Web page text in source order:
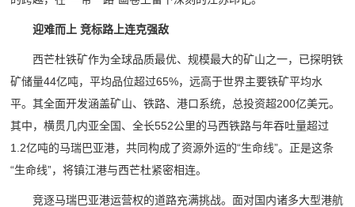
迎难而上 竞标路上连克强敌
西芒杜铁矿作为全球品质最优、规模最大的矿山之一，已探明铁
矿储量44亿吨，平均品位超过65%，远高于世界主要铁矿平均水
平。其全面开发涵盖矿山、铁路、港口系统，总投资超200亿美元。
其中，横贯几内亚全国、全长552公里的马西铁路与年吞吐量超过
1.2亿吨的马瑞巴亚港，共同构成了资源外运的“生命线”。正是这条
“生命线”，将镇江港与西芒杜紧密相连。
竞逐马瑞巴亚港运营权的道路充满挑战。面对国内诸多大型港航